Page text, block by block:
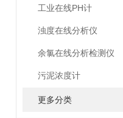
工业在线PH计
浊度在线分析仪
余氯在线分析检测仪
污泥浓度计
更多分类